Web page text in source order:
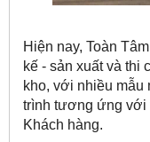
Hiện nay, Toàn
kế - sản xuất và thi
kho, với nhiều mẫu
trình tương ứng với
Khách hàng.